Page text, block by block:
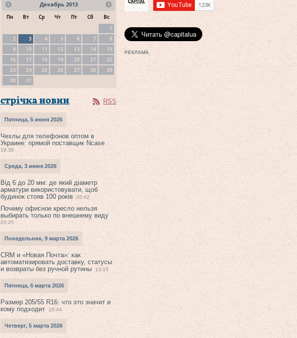
Декабрь 2013
Пн Вт Ср Чт Пт Сб
Вс
1
2
3 4 5 6 7
8
9
10 11 12 13 14
15
16
17 18 19 20 21
22
23
24 25 26 27 28
29
30
31
стрічка новин RSS
Пятница, 5 июня 2026
Чехлы для телефонов оптом в
Украине: прямой поставщик Ncase
19:36
Среда, 3 июня 2026
Від 6 до 20 мм: де який діаметр
арматури використовувати, щоб
будинок стояв 100 років
20:42
Почему офисное кресло нельзя
выбирать только по внешнему виду
20:25
Понедельник, 9 марта 2026
CRM и «Новая Почта»: как
автоматизировать доставку, статусы
и возвраты без ручной рутины
13:15
Пятница, 6 марта 2026
Размер 205/55 R16: что это значит и
кому подходит
15:44
Четверг, 5 марта 2026
РЕКЛАМА